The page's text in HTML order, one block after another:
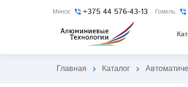
Минск: phone_in_talk +375 44 576-43-13 Гомель: phone_in_talk
Главная chevron_right Каталог chevron_right